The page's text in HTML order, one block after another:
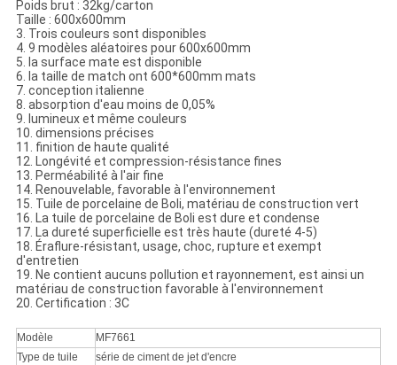
Poids brut : 32kg/carton
Taille : 600x600mm
3. Trois couleurs sont disponibles
4. 9 modèles aléatoires pour 600x600mm
5. la surface mate est disponible
6. la taille de match ont 600*600mm mats
7. conception italienne
8. absorption d'eau moins de 0,05%
9. lumineux et même couleurs
10. dimensions précises
11. finition de haute qualité
12. Longévité et compression-résistance fines
13. Perméabilité à l'air fine
14. Renouvelable, favorable à l'environnement
15. Tuile de porcelaine de Boli, matériau de construction vert
16. La tuile de porcelaine de Boli est dure et condense
17. La dureté superficielle est très haute (dureté 4-5)
18. Éraflure-résistant, usage, choc, rupture et exempt
d'entretien
19. Ne contient aucuns pollution et rayonnement, est ainsi un
matériau de construction favorable à l'environnement
20. Certification : 3C
Modèle
MF7661
Type de tuile
série de ciment de jet d'encre